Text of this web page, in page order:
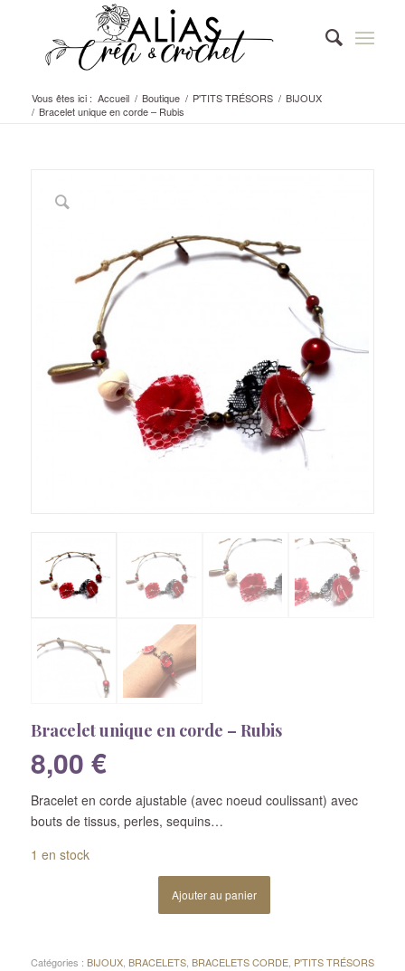
Vous êtes ici : Accueil / Boutique / P'TITS TRÉSORS / BIJOUX
/ Bracelet unique en corde – Rubis
Bracelet unique en corde – Rubis
8,00 €
Bracelet en corde ajustable (avec noeud coulissant) avec
bouts de tissus, perles, sequins…
1 en stock
Ajouter au panier
Catégories : BIJOUX, BRACELETS, BRACELETS CORDE, P'TITS TRÉSORS